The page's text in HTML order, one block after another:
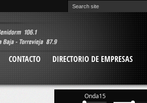
CONTACTO
DIRECTORIO DE EMPRESAS
Onda15